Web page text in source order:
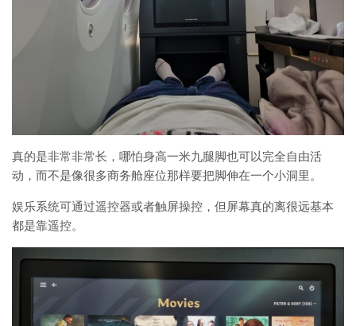
真的是非常非常长，哪怕身高一米九腿脚也可以完全自由活
动，而不是像很多商务舱座位那样要把脚伸在一个小洞里。
娱乐系统可通过遥控器或者触屏操控，但屏幕真的离很远基本
都是靠遥控。